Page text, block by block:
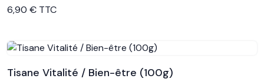
6,90 € TTC
Tisane Vitalité / Bien-être (100g)